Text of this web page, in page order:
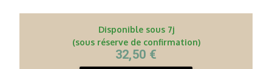
Disponible sous 7j
(sous réserve de confirmation)
32,50 €